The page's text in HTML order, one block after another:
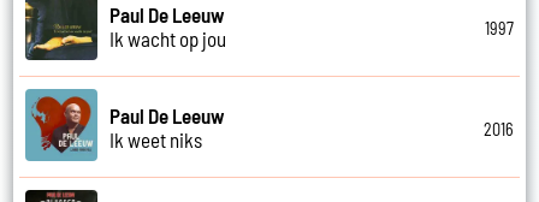
Paul De Leeuw
Ik wacht op jou
1997
Paul De Leeuw
Ik weet niks
2016